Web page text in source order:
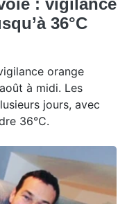
36°C
orange
à midi. Les
jours, avec
36°C.